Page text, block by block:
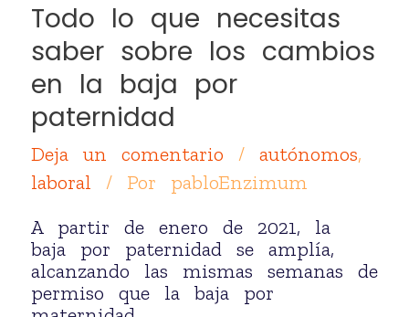
Todo lo que necesitas
saber sobre los cambios
en la baja por
paternidad
Deja un comentario / autónomos,
laboral / Por pabloEnzimum
A partir de enero de 2021, la
baja por paternidad se amplía,
alcanzando las mismas semanas de
permiso que la baja por